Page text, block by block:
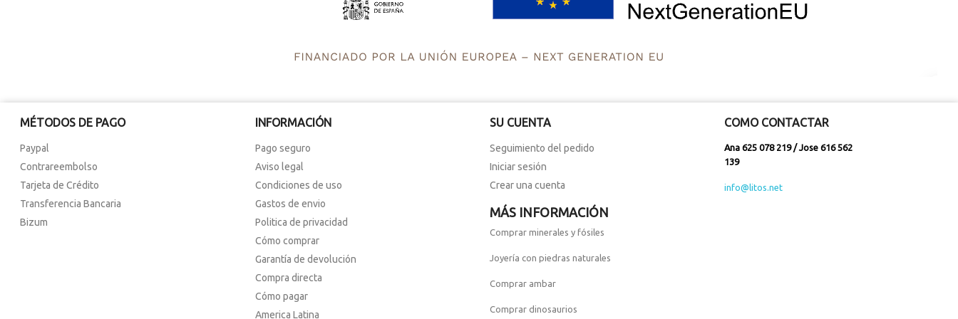
MÉTODOS DE PAGO
Paypal
Contrareembolso
Tarjeta de Crédito
Transferencia Bancaria
Bizum
INFORMACIÓN
Pago seguro
Aviso legal
Condiciones de uso
Gastos de envio
Politica de privacidad
Cómo comprar
Garantía de devolución
Compra directa
Cómo pagar
America Latina
SU CUENTA
Seguimiento del pedido
Iniciar sesión
Crear una cuenta
COMO CONTACTAR
Ana 625 078 219 / Jose 616 562
139
info@litos.net
MÁS INFORMACIÓN
Comprar minerales y fósiles
Joyería con piedras naturales
Comprar ambar
Comprar dinosaurios